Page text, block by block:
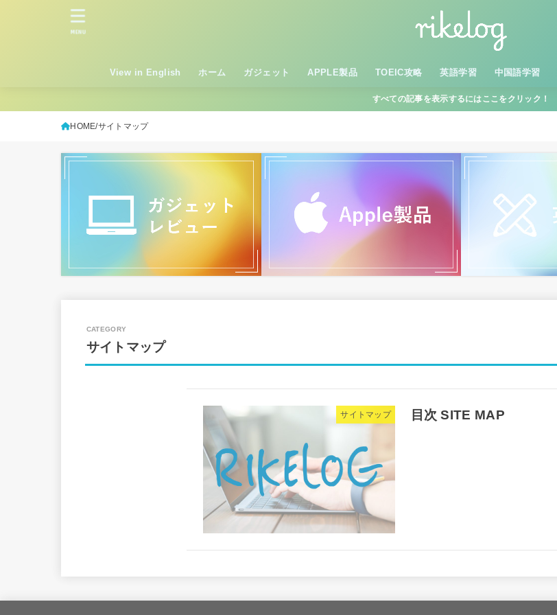
View in English ホーム ガジェット APPLE製品 TOEIC攻略 英語学習 中国語学習
MENU
すべての記事を表示するにはここをクリック！
HOME サイトマップ
サイトマップ
サイトマップ 目次 SITE MAP